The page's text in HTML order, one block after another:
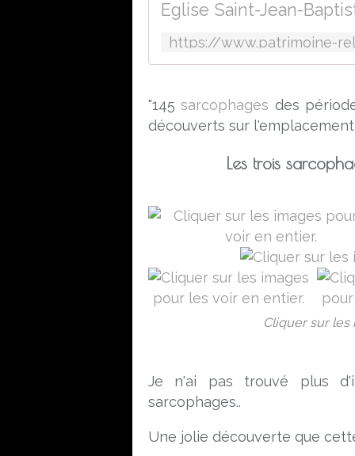
Eglise Saint-Jean-
"145sarcophages des
découverts sur
Les trois
Cliquer sur les
Je n'ai pas trouvé plus
sarcophages..
Une jolie découverte que